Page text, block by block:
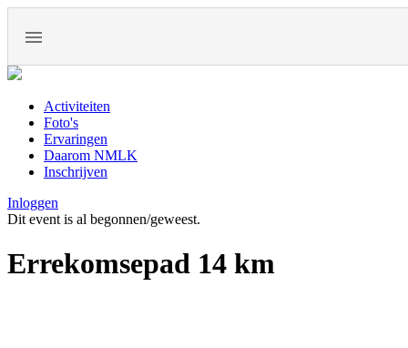
Activiteiten
Foto's
Ervaringen
Daarom NMLK
Inschrijven
Inloggen
Dit event is al begonnen/geweest.
Errekomsepad 14 km